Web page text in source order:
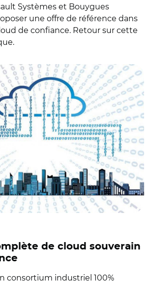
Systèmes et Bouygues
une offre de référence dans
de confiance. Retour sur cette
de cloud souverain
consortium industriel 100%